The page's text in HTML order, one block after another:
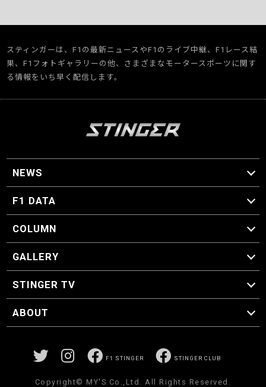
スティンガーは、F1の最新ニュースやF1のライブ中継、F1レース結
果、F1フォトギャラリーの他、さまざまなモータースポーツに関す
る情報をいち早く配信します。
NEWS
F1 ニュース
F1 DATA
F1 日程
F1 データ
COLUMN
マイ・ワンダフル・サーキット
スクーデリア・一方通行
F1に燃え、ゴルフに泣く日々。
スティングくんの部屋
GALLERY
GALLERY
STINGER TV
STINGER TV
ABOUT
F1 STINGER STINGER CLUB
Copyright© MY'S.Co.,Ltd. All Rights Reserved.